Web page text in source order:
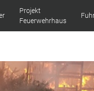
Projekt
Feuerwehrhaus